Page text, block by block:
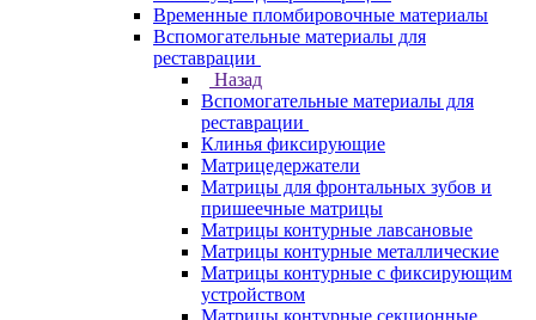
Временные пломбировочные материалы
Вспомогательные материалы для
реставрации
Назад
Вспомогательные материалы для
реставрации
Клинья фиксирующие
Матрицедержатели
Матрицы для фронтальных зубов и
пришеечные матрицы
Матрицы контурные лавсановые
Матрицы контурные металлические
Матрицы контурные с фиксирующим
устройством
Матрицы контурные секционные